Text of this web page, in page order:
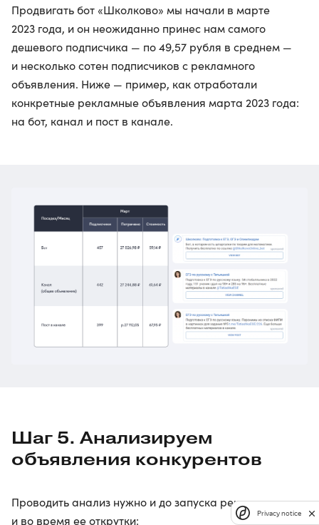
Продвигать бот «Школково» мы начали в марте
2023 года, и он неожиданно принес нам самого
дешевого подписчика — по 49,57 рубля в среднем —
и несколько сотен подписчиков с рекламного
объявления. Ниже — пример, как отработали
конкретные рекламные объявления марта 2023 года:
на бот, канал и пост в канале.
Шаг 5. Анализируем
объявления конкурентов
Проводить анализ нужно и до запуска рекламы,
и во время ее открутки:
Privacy notice